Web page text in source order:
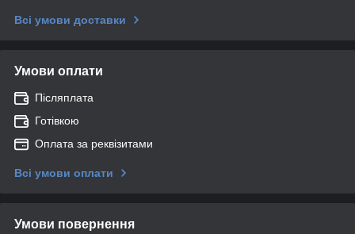
Всі умови доставки
Умови оплати
Післяплата
Готівкою
Оплата за реквізитами
Всі умови оплати
Умови повернення